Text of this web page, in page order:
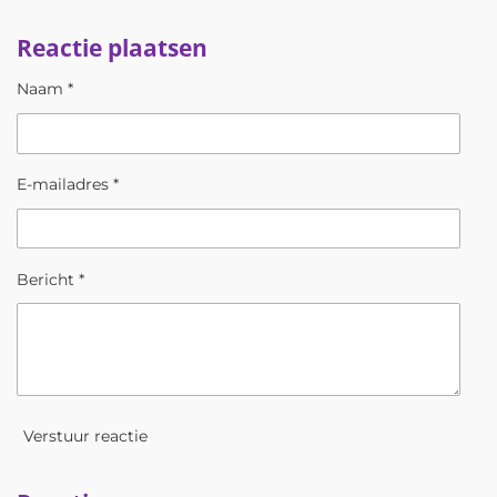
e
n
l
e
n
Reactie plaatsen
Naam *
E-mailadres *
Bericht *
Verstuur reactie